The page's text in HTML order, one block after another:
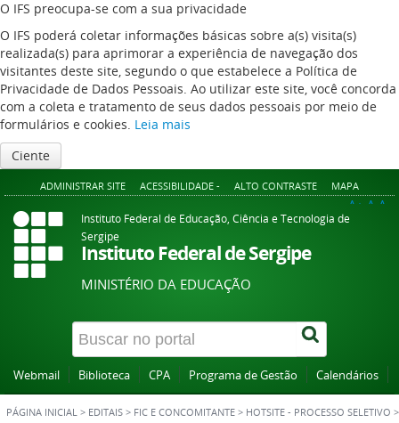
O IFS preocupa-se com a sua privacidade
O IFS poderá coletar informações básicas sobre a(s) visita(s)
realizada(s) para aprimorar a experiência de navegação dos
visitantes deste site, segundo o que estabelece a Política de
Privacidade de Dados Pessoais. Ao utilizar este site, você concorda
com a coleta e tratamento de seus dados pessoais por meio de
formulários e cookies. Leia mais
Ciente
ADMINISTRAR SITE ACESSIBILIDADE - ALTO CONTRASTE MAPA
A+ A A-
Instituto Federal de Educação, Ciência e Tecnologia de
Sergipe
Instituto Federal de Sergipe
MINISTÉRIO DA EDUCAÇÃO
Webmail Biblioteca CPA Programa de Gestão Calendários
PÁGINA INICIAL > EDITAIS > FIC E CONCOMITANTE > HOTSITE - PROCESSO SELETIVO >